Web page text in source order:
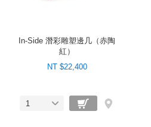
In-Side 潛彩雕塑邊几（赤陶
紅）
NT $22,400
1